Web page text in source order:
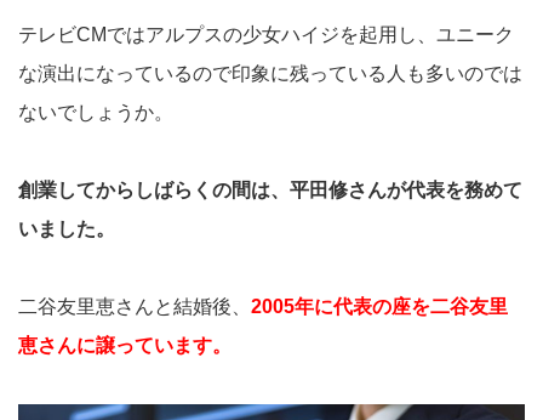
テレビCMではアルプスの少女ハイジを起用し、ユニーク
な演出になっているので印象に残っている人も多いのでは
ないでしょうか。
創業してからしばらくの間は、平田修さんが代表を務めて
いました。
二谷友里恵さんと結婚後、 2005年に代表の座を二谷友里
恵さんに譲っています。